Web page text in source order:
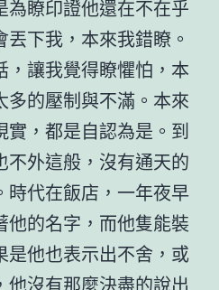
為瞭印證他還在不在乎
下我，本來我錯瞭。
讓我覺得瞭懼怕，本
多的壓制與不滿。本來
實，都是自認為是。到
不外這般，沒有通天的
時代在飯店，一年夜早
他的名字，而他隻能裝
是他也表示出不舍，或
沒有那麼決盡的說出